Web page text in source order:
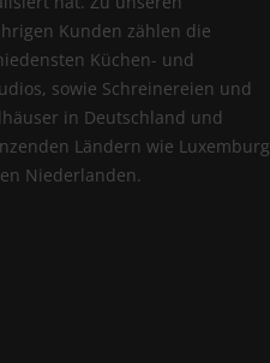
Kunden zählen die
Küchen- und
sowie Schreinereien und
in Deutschland und
Ländern wie Luxemburg
Niederlanden.